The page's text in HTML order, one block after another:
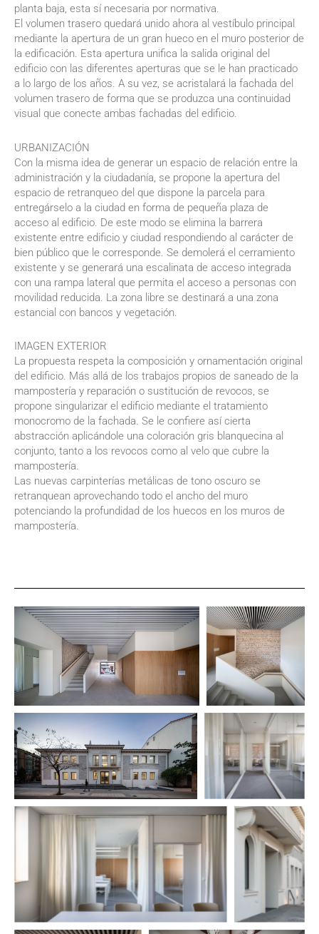
planta baja, esta sí necesaria por normativa.
El volumen trasero quedará unido ahora al vestíbulo principal
mediante la apertura de un gran hueco en el muro posterior de
la edificación. Esta apertura unifica la salida original del
edificio con las diferentes aperturas que se le han practicado
a lo largo de los años. A su vez, se acristalará la fachada del
volumen trasero de forma que se produzca una continuidad
visual que conecte ambas fachadas del edificio.
URBANIZACIÓN
Con la misma idea de generar un espacio de relación entre la
administración y la ciudadanía, se propone la apertura del
espacio de retranqueo del que dispone la parcela para
entregárselo a la ciudad en forma de pequeña plaza de
acceso al edificio. De este modo se elimina la barrera
existente entre edificio y ciudad respondiendo al carácter de
bien público que le corresponde. Se demolerá el cerramiento
existente y se generará una escalinata de acceso integrada
con una rampa lateral que permita el acceso a personas con
movilidad reducida. La zona libre se destinará a una zona
estancial con bancos y vegetación.
IMAGEN EXTERIOR
La propuesta respeta la composición y ornamentación original
del edificio. Más allá de los trabajos propios de saneado de la
mampostería y reparación o sustitución de revocos, se
propone singularizar el edificio mediante el tratamiento
monocromo de la fachada. Se le confiere así cierta
abstracción aplicándole una coloración gris blanquecina al
conjunto, tanto a los revocos como al velo que cubre la
mampostería.
Las nuevas carpinterías metálicas de tono oscuro se
retranquean aprovechando todo el ancho del muro
potenciando la profundidad de los huecos en los muros de
mampostería.